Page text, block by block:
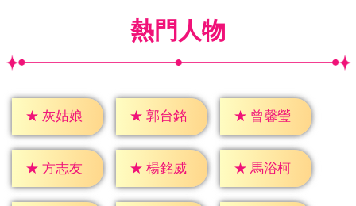
熱門人物
★ 灰姑娘 ★ 郭台銘 ★ 曾馨瑩
★ 方志友 ★ 楊銘威 ★ 馬浴柯